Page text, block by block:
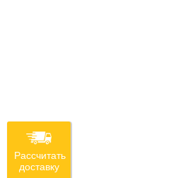
Рассчитать
доставку